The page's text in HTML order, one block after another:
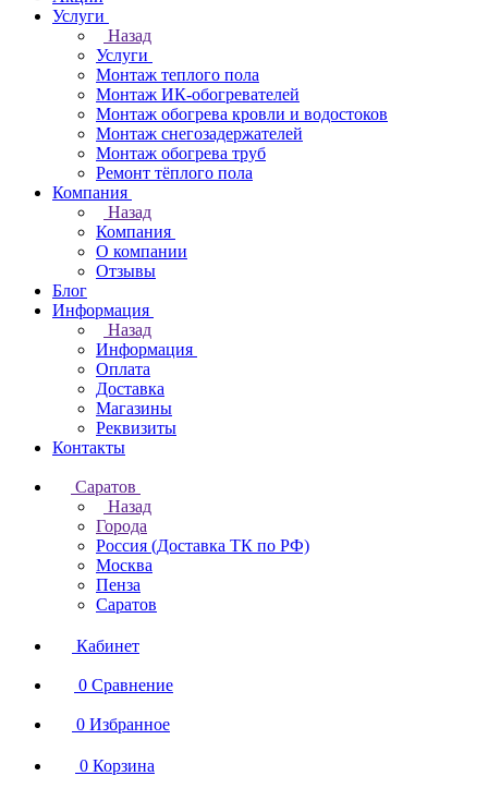
Услуги
Назад
Услуги
Монтаж теплого пола
Монтаж ИК-обогревателей
Монтаж обогрева кровли и водостоков
Монтаж снегозадержателей
Монтаж обогрева труб
Ремонт тёплого пола
Компания
Назад
Компания
О компании
Отзывы
Блог
Информация
Назад
Информация
Оплата
Доставка
Магазины
Реквизиты
Контакты
Саратов
Назад
Города
Россия (Доставка ТК по РФ)
Москва
Пенза
Саратов
Кабинет
0 Сравнение
0 Избранное
0 Корзина